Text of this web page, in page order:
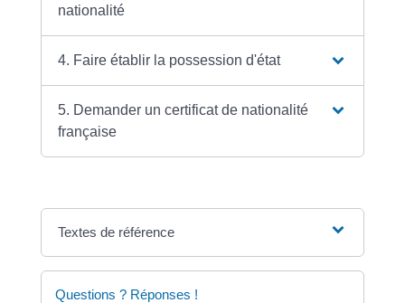
nationalité
4. Faire établir la possession d'état
5. Demander un certificat de nationalité
française
Textes de référence
Questions ? Réponses !